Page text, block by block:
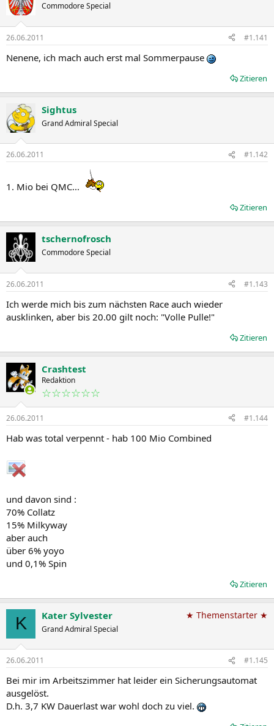
Commodore Special
26.06.2011 #1.141
Nenene, ich mach auch erst mal Sommerpause
Zitieren
Sightus
Grand Admiral Special
26.06.2011 #1.142
1. Mio bei QMC...
Zitieren
tschernofrosch
Commodore Special
26.06.2011 #1.143
Ich werde mich bis zum nächsten Race auch wieder
ausklinken, aber bis 20.00 gilt noch: "Volle Pulle!"
Zitieren
Crashtest
Redaktion
☆☆☆☆☆☆
26.06.2011 #1.144
Hab was total verpennt - hab 100 Mio Combined
und davon sind :
70% Collatz
15% Milkyway
aber auch
über 6% yoyo
und 0,1% Spin
Zitieren
K Kater Sylvester
Grand Admiral Special
★ Themenstarter ★
26.06.2011 #1.145
Bei mir im Arbeitszimmer hat leider ein Sicherungsautomat
ausgelöst.
D.h. 3,7 KW Dauerlast war wohl doch zu viel.